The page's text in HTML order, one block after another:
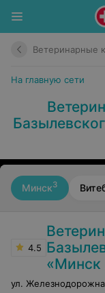
Ветеринарные
На главную сети
Минск3
4.5
«Минск
ул.